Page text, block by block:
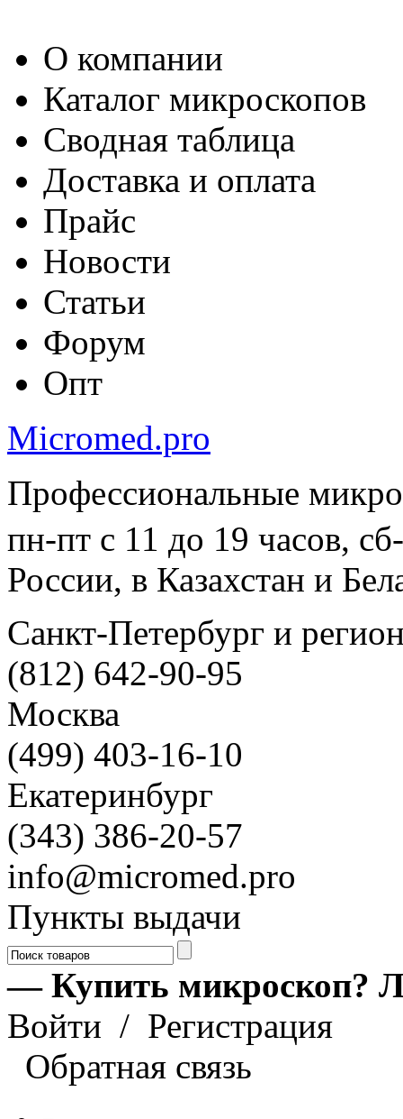
О компании
Каталог микроскопов
Сводная таблица
Доставка и оплата
Прайс
Новости
Статьи
Форум
Опт
Micromed.pro
Профессиональные
пн-пт с 11 до 19 часов,
России, в Казахстан и
Санкт-Петербург и
(812) 642-90-95
Москва
(499) 403-16-10
Екатеринбург
(343) 386-20-57
info@micromed.pro
Пункты выдачи
— Купить микроскоп?
Войти / Регистрация
Обратная связь